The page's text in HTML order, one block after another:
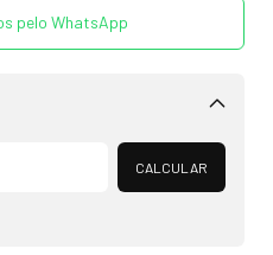
pelo WhatsApp
Alterar CEP
CALCULAR